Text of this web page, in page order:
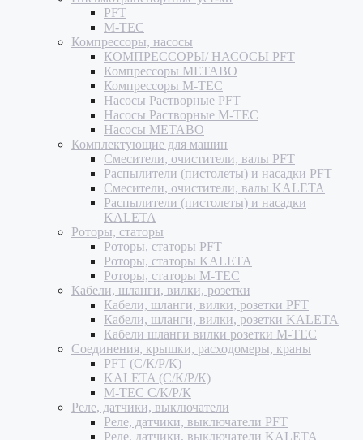
PFT
M-TEC
Компрессоры, насосы
КОМПРЕССОРЫ/ НАСОСЫ PFT
Компрессоры METABO
Компрессоры M-TEC
Насосы Растворные PFT
Насосы Растворные M-TEC
Насосы METABO
Комплектующие для машин
Смесители, очистители, валы PFT
Распылители (пистолеты) и насадки PFT
Смесители, очистители, валы KALETA
Распылители (пистолеты) и насадки
KALETA
Роторы, статоры
Роторы, статоры PFT
Роторы, статоры KALETA
Роторы, статоры M-TEC
Кабели, шланги, вилки, розетки
Кабели, шланги, вилки, розетки PFT
Кабели, шланги, вилки, розетки KALETA
Кабели шланги вилки розетки M-TEC
Соединения, крышки, расходомеры, краны
PFT (С/К/Р/К)
KALETA (С/К/Р/К)
M-TEC С/К/Р/К
Реле, датчики, выключатели
Реле, датчики, выключатели PFT
Реле, датчики, выключатели KALETA